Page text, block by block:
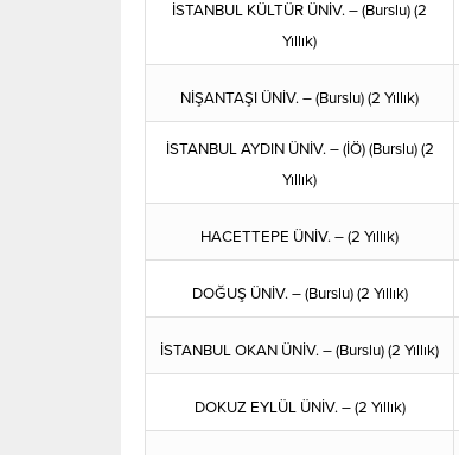
İSTANBUL KÜLTÜR ÜNİV. – (Burslu) (2
Yıllık)
NİŞANTAŞI ÜNİV. – (Burslu) (2 Yıllık)
İSTANBUL AYDIN ÜNİV. – (İÖ) (Burslu) (2
Yıllık)
HACETTEPE ÜNİV. – (2 Yıllık)
DOĞUŞ ÜNİV. – (Burslu) (2 Yıllık)
İSTANBUL OKAN ÜNİV. – (Burslu) (2 Yıllık)
DOKUZ EYLÜL ÜNİV. – (2 Yıllık)